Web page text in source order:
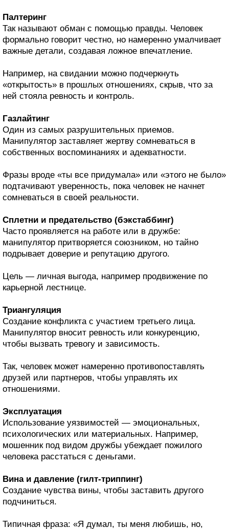
Палтеринг
Так называют обман с помощью правды. Человек
формально говорит честно, но намеренно умалчивает
важные детали, создавая ложное впечатление.
Например, на свидании можно подчеркнуть
«открытость» в прошлых отношениях, скрыв, что за
ней стояла ревность и контроль.
Газлайтинг
Один из самых разрушительных приемов.
Манипулятор заставляет жертву сомневаться в
собственных воспоминаниях и адекватности.
Фразы вроде «ты все придумала» или «этого не было»
подтачивают уверенность, пока человек не начнет
сомневаться в своей реальности.
Сплетни и предательство (бэкстаббинг)
Часто проявляется на работе или в дружбе:
манипулятор притворяется союзником, но тайно
подрывает доверие и репутацию другого.
Цель — личная выгода, например продвижение по
карьерной лестнице.
Триангуляция
Создание конфликта с участием третьего лица.
Манипулятор вносит ревность или конкуренцию,
чтобы вызвать тревогу и зависимость.
Так, человек может намеренно противопоставлять
друзей или партнеров, чтобы управлять их
отношениями.
Эксплуатация
Использование уязвимостей — эмоциональных,
психологических или материальных. Например,
мошенник под видом дружбы убеждает пожилого
человека расстаться с деньгами.
Вина и давление (гилт-триппинг)
Создание чувства вины, чтобы заставить другого
подчиниться.
Типичная фраза: «Я думал, ты меня любишь, но,